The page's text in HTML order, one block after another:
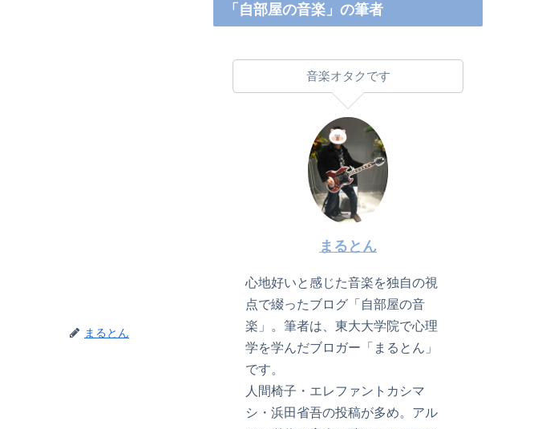
まるとん
「自部屋の音楽」の筆者
音楽オタクです
まるとん
心地好いと感じた音楽を独自の視
点で綴ったブログ「自部屋の音
楽」。筆者は、東大大学院で心理
学を学んだブロガー「まるとん」
です。
人間椅子・エレファントカシマ
シ・浜田省吾の投稿が多め。アル